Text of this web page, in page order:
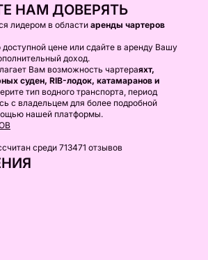
НАМ ДОВЕРЯТЬ
лидером в области аренды чартеров
доступной цене или сдайте в аренду Вашу
доход.
Вам возможность чартераяхт,
суден, RIB-лодок, катамаранов и
тип водного транспорта, период
с владельцем для более подробной
нашей платформы.
среди 713471 отзывов